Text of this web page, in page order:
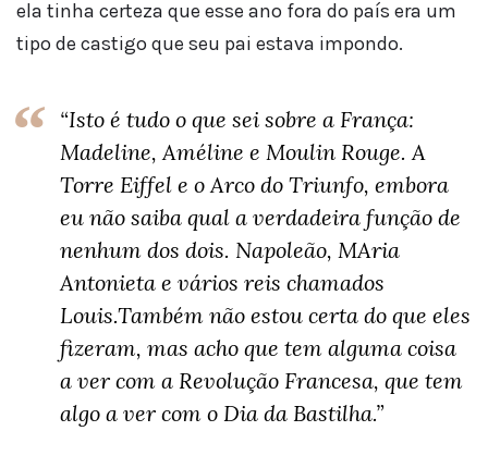
ela tinha certeza que esse ano fora do país era um
tipo de castigo que seu pai estava impondo.
“Isto é tudo o que sei sobre a França:
Madeline, Améline e Moulin Rouge. A
Torre Eiffel e o Arco do Triunfo, embora
eu não saiba qual a verdadeira função de
nenhum dos dois. Napoleão, MAria
Antonieta e vários reis chamados
Louis.Também não estou certa do que eles
fizeram, mas acho que tem alguma coisa
a ver com a Revolução Francesa, que tem
algo a ver com o Dia da Bastilha.”